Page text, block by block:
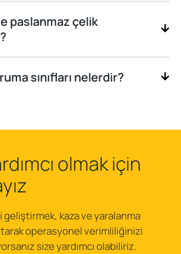
paslanmaz çelik
sınıfları nelerdir?
olmak için
geliştirmek, kaza ve yaralanma
operasyonel verimliliğinizi
size yardımcı olabiliriz.